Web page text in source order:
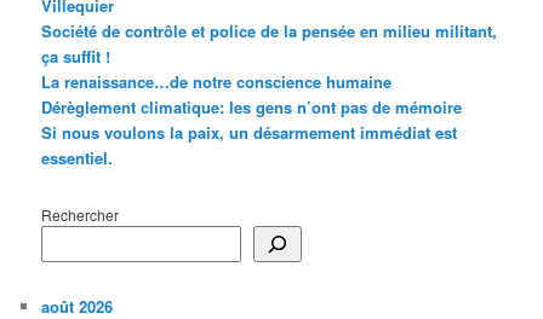
Villequier
Société de contrôle et police de la pensée en milieu militant,
ça suffit !
La renaissance…de notre conscience humaine
Dérèglement climatique: les gens n’ont pas de mémoire
Si nous voulons la paix, un désarmement immédiat est
essentiel.
Rechercher
août 2026